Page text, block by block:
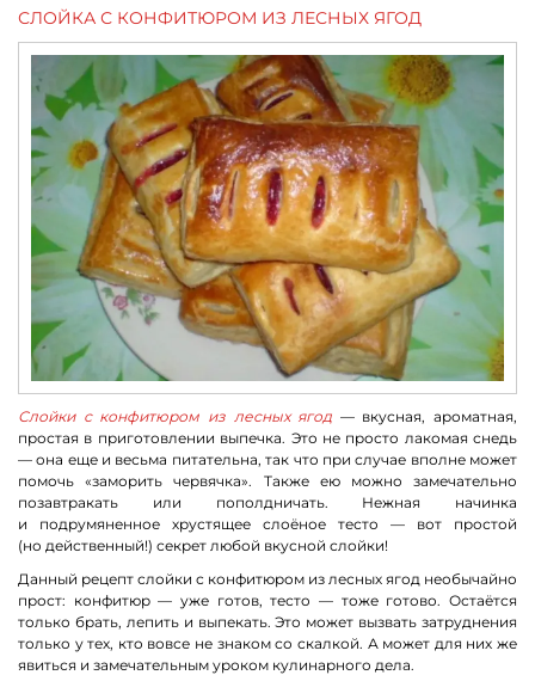
СЛОЙКА С КОНФИТЮРОМ ИЗ ЛЕСНЫХ ЯГОД
Слойки с конфитюром из лесных ягод — вкусная, ароматная,
простая в приготовлении выпечка. Это не просто лакомая снедь
— она еще и весьма питательна, так что при случае вполне может
помочь «заморить червячка». Также ею можно замечательно
позавтракать или пополдничать. Нежная начинка
и подрумяненное хрустящее слоёное тесто — вот простой
(но действенный!) секрет любой вкусной слойки!
Данный рецепт слойки с конфитюром из лесных ягод необычайно
прост: конфитюр — уже готов, тесто — тоже готово. Остаётся
только брать, лепить и выпекать. Это может вызвать затруднения
только у тех, кто вовсе не знаком со скалкой. А может для них же
явиться и замечательным уроком кулинарного дела.